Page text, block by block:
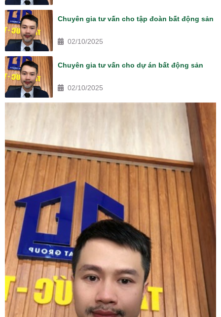
Chuyên gia tư vấn cho tập đoàn bất động sản
02/10/2025
Chuyên gia tư vấn cho dự án bất động sản
02/10/2025